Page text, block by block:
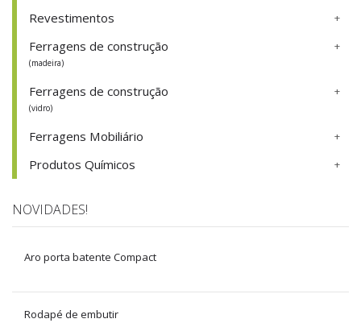
Revestimentos
Ferragens de construção
(madeira)
Ferragens de construção
(vidro)
Ferragens Mobiliário
Produtos Químicos
NOVIDADES!
Aro porta batente Compact
Rodapé de embutir